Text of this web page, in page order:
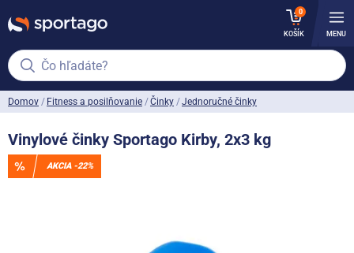
0
KOŠÍK MENU
Čo hľadáte?
Domov Fitness a posilňovanie Činky Jednoručné činky
Vinylové činky Sportago Kirby, 2x3 kg
AKCIA -22%